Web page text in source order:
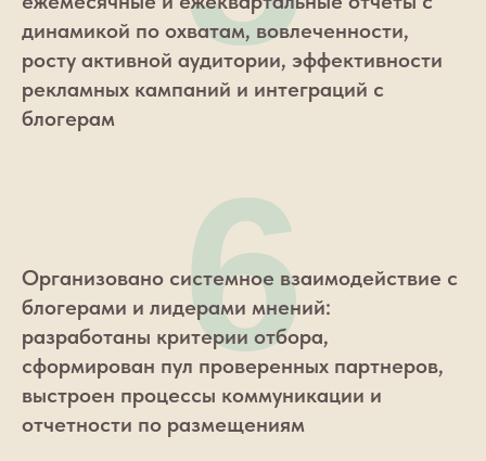
динамикой по охватам, вовлеченности,
росту активной аудитории, эффективности
рекламных кампаний и интеграций с
блогерам
Организовано системное взаимодействие с
блогерами и лидерами мнений:
разработаны критерии отбора,
сформирован пул проверенных партнеров,
выстроен процессы коммуникации и
отчетности по размещениям
6